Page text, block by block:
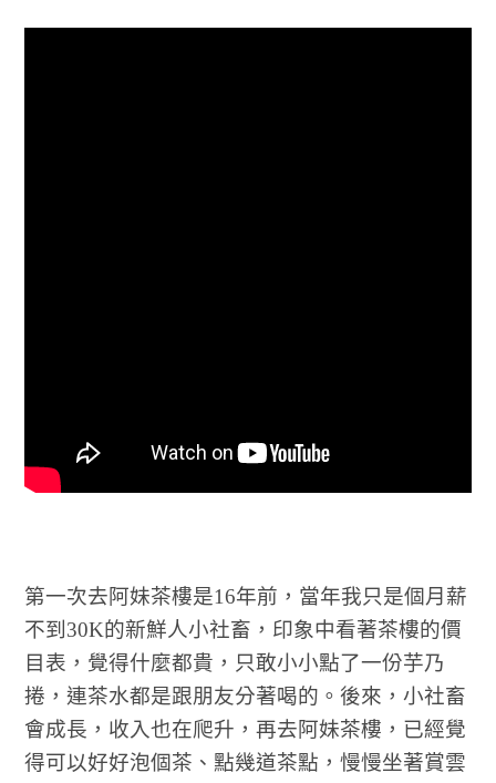
第一次去阿妹茶樓是16年前，當年我只是個月薪
不到30K的新鮮人小社畜，印象中看著茶樓的價
目表，覺得什麼都貴，只敢小小點了一份芋乃
捲，連茶水都是跟朋友分著喝的。後來，小社畜
會成長，收入也在爬升，再去阿妹茶樓，已經覺
得可以好好泡個茶、點幾道茶點，慢慢坐著賞雲